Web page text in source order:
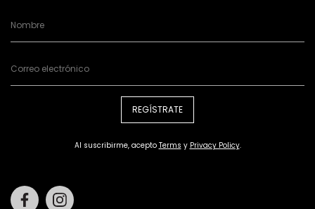
REGÍSTRATE
Al suscribirme, acepto Terms y Privacy Policy.
Facebook